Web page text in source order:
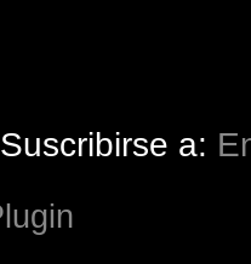
Suscribirse a: